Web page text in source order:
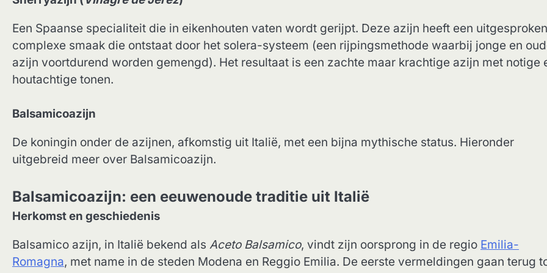
Een Spaanse specialiteit die in eikenhouten vaten wordt gerijpt. Deze azijn heeft een
complexe smaak die ontstaat door het solera-systeem (een rijpingsmethode waarbij jonge en
azijn voortdurend worden gemengd). Het resultaat is een zachte maar krachtige azijn met notige
houtachtige tonen.
Balsamicoazijn
De koningin onder de azijnen, afkomstig uit Italië, met een bijna mythische status. Hieronder
uitgebreid meer over Balsamicoazijn.
Balsamicoazijn: een eeuwenoude traditie uit Italië
Herkomst en geschiedenis
Balsamico azijn, in Italië bekend als Aceto Balsamico, vindt zijn oorsprong in de regio Emilia-
Romagna, met name in de steden Modena en Reggio Emilia. De eerste vermeldingen gaan terug